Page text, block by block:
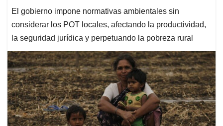
El gobierno impone normativas ambientales sin
considerar los POT locales, afectando la productividad,
la seguridad jurídica y perpetuando la pobreza rural